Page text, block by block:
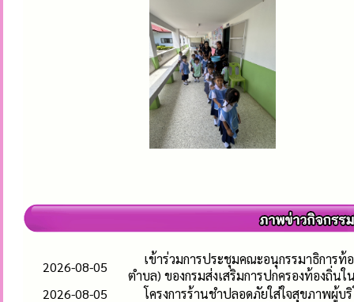
2026-08-05
เข้าร่วมการประชุมคณะอนุกรรมาธิการ
ตำบล) ของกรมส่งเสริมการปกครองท้องถิ่นใ
2026-08-05
โครงการร้านชำปลอดภัยใส่ใจสุขภาพผู้บ